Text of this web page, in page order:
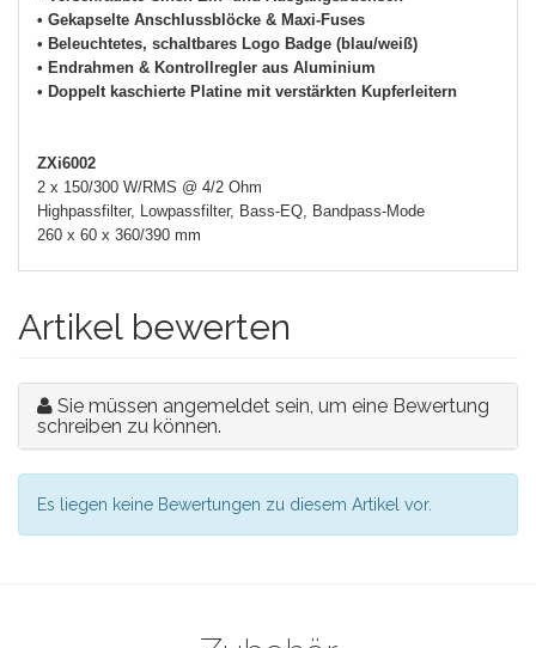
• Gekapselte Anschlussblöcke & Maxi-Fuses
• Beleuchtetes, schaltbares Logo Badge (blau/weiß)
• Endrahmen & Kontrollregler aus Aluminium
• Doppelt kaschierte Platine mit verstärkten Kupferleitern
ZXi6002
2 x 150/300 W/RMS @ 4/2 Ohm
Highpassfilter, Lowpassfilter, Bass-EQ, Bandpass-Mode
260 x 60 x 360/390 mm
Artikel bewerten
Sie müssen angemeldet sein, um eine Bewertung
schreiben zu können.
Es liegen keine Bewertungen zu diesem Artikel vor.